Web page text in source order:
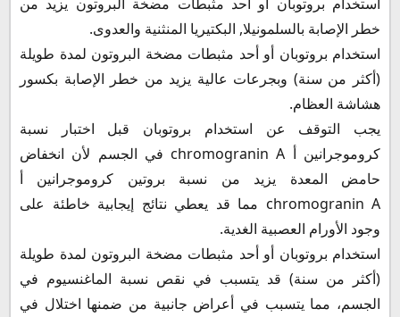
خطر الإصابة بالسلمونيلا, البكتيريا المنثنية والعدوى.
استخدام بروتوبان أو أحد مثبطات مضخة البروتون لمدة طويلة
(أكثر من سنة) وبجرعات عالية يزيد من خطر الإصابة بكسور
هشاشة العظام.
يجب التوقف عن استخدام بروتوبان قبل اختبار نسبة
كروموجرانين أ chromogranin A في الجسم لأن انخفاض
حامض المعدة يزيد من نسبة بروتين كروموجرانين أ
chromogranin A مما قد يعطي نتائج إيجابية خاطئة على
وجود الأورام العصبية الغدية.
استخدام بروتوبان أو أحد مثبطات مضخة البروتون لمدة طويلة
(أكثر من سنة) قد يتسبب في نقص نسبة الماغنسيوم في
الجسم، مما يتسبب في أعراض جانبية من ضمنها اختلال في